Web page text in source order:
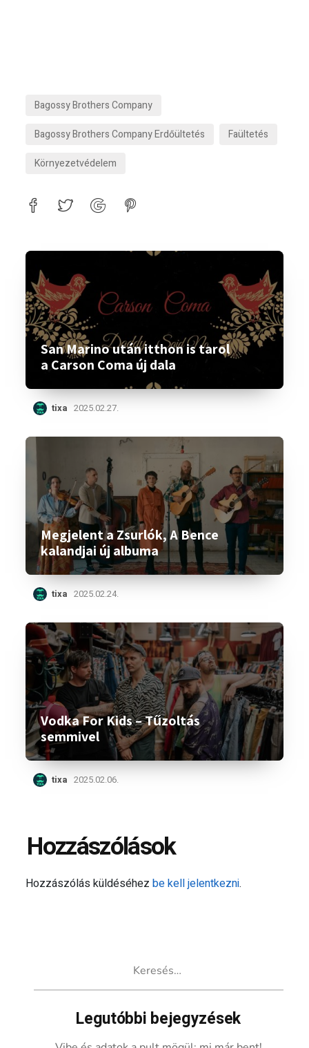
Bagossy Brothers Company
Bagossy Brothers Company Erdőültetés
Faültetés
Környezetvédelem
San Marino után itthon is tarol
a Carson Coma új dala
tixa 2025.02.27.
Megjelent a Zsurlók, A Bence
kalandjai új albuma
tixa 2025.02.24.
Vodka For Kids – Tűzoltás
semmivel
tixa 2025.02.06.
Hozzászólások
Hozzászólás küldéséhezbe kell jelentkezni.
Legutóbbi bejegyzések